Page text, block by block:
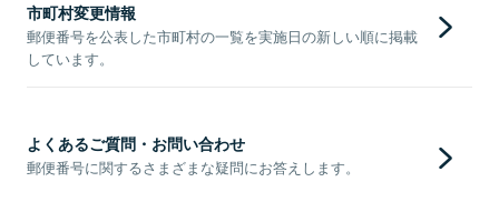
市町村変更情報
郵便番号を公表した市町村の一覧を実施日の新しい順に掲載
しています。
よくあるご質問・お問い合わせ
郵便番号に関するさまざまな疑問にお答えします。